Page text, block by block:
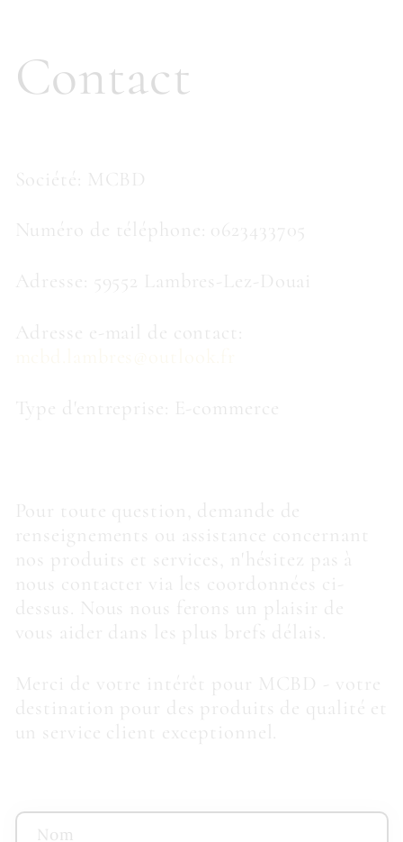
Contact
Société: MCBD
Numéro de téléphone: 0623433705
Adresse: 59552 Lambres-Lez-Douai
Adresse e-mail de contact:
Type d'entreprise: E-commerce
Pour toute question, demande de
renseignements ou assistance concernant
nos produits et services, n'hésitez pas à
nous contacter via les coordonnées ci-
dessus. Nous nous ferons un plaisir de
vous aider dans les plus brefs délais.
Merci de votre intérêt pour MCBD - votre
destination pour des produits de qualité et
un service client exceptionnel.
F
Nom